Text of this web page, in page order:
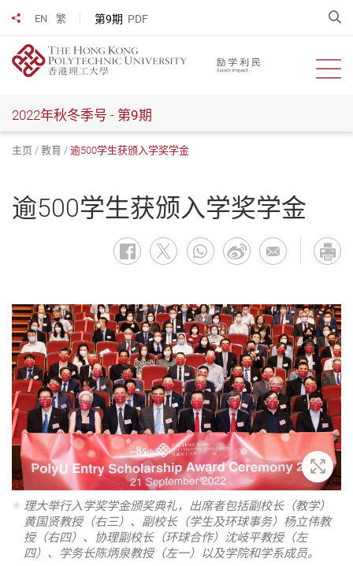
EN 繁 第9期 PDF
分享到
开
2022年秋冬季号 - 第9期
主页 教育 逾500学生获颁入学奖学金
逾500学生获颁入学奖学金
放大
理大举行入学奖学金颁奖典礼，出席者包括副校长（教学）
黄国贤教授（右三）、副校长（学生及环球事务）杨立伟教
授（右四）、协理副校长（环球合作）沈岐平教授（左
四）、学务长陈炳泉教授（左一）以及学院和学系成员。